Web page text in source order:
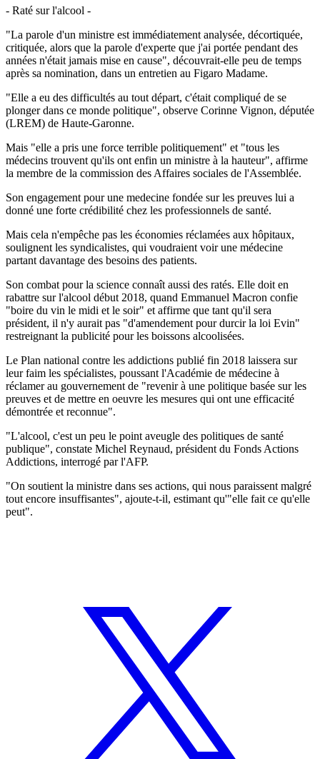
- Raté sur l'alcool -
"La parole d'un ministre est immédiatement analysée, décortiquée,
critiquée, alors que la parole d'experte que j'ai portée pendant des
années n'était jamais mise en cause", découvrait-elle peu de temps
après sa nomination, dans un entretien au Figaro Madame.
"Elle a eu des difficultés au tout départ, c'était compliqué de se
plonger dans ce monde politique", observe Corinne Vignon, députée
(LREM) de Haute-Garonne.
Mais "elle a pris une force terrible politiquement" et "tous les
médecins trouvent qu'ils ont enfin un ministre à la hauteur", affirme
la membre de la commission des Affaires sociales de l'Assemblée.
Son engagement pour une medecine fondée sur les preuves lui a
donné une forte crédibilité chez les professionnels de santé.
Mais cela n'empêche pas les économies réclamées aux hôpitaux,
soulignent les syndicalistes, qui voudraient voir une médecine
partant davantage des besoins des patients.
Son combat pour la science connaît aussi des ratés. Elle doit en
rabattre sur l'alcool début 2018, quand Emmanuel Macron confie
"boire du vin le midi et le soir" et affirme que tant qu'il sera
président, il n'y aurait pas "d'amendement pour durcir la loi Evin"
restreignant la publicité pour les boissons alcoolisées.
Le Plan national contre les addictions publié fin 2018 laissera sur
leur faim les spécialistes, poussant l'Académie de médecine à
réclamer au gouvernement de "revenir à une politique basée sur les
preuves et de mettre en oeuvre les mesures qui ont une efficacité
démontrée et reconnue".
"L'alcool, c'est un peu le point aveugle des politiques de santé
publique", constate Michel Reynaud, président du Fonds Actions
Addictions, interrogé par l'AFP.
"On soutient la ministre dans ses actions, qui nous paraissent malgré
tout encore insuffisantes", ajoute-t-il, estimant qu'"elle fait ce qu'elle
peut".